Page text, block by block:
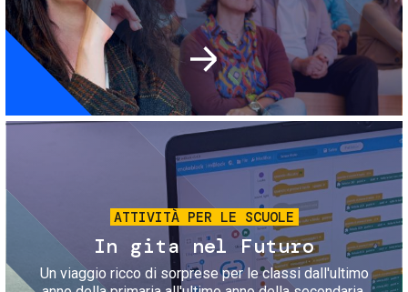
Immagine
ATTIVITÀ PER LE SCUOLE
In gita nel Futuro
Un viaggio ricco di sorprese per le classi dall'ultimo